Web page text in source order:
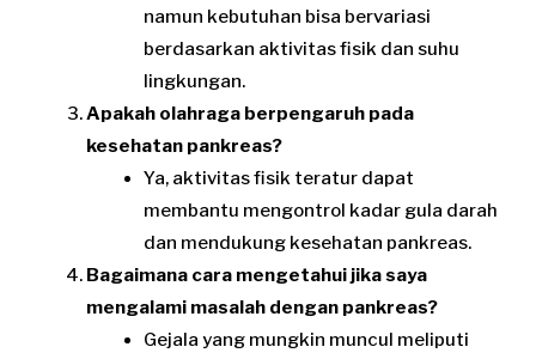
namun kebutuhan bisa bervariasi
berdasarkan aktivitas fisik dan suhu
lingkungan.
Apakah olahraga berpengaruh pada
kesehatan pankreas?
Ya, aktivitas fisik teratur dapat
membantu mengontrol kadar gula darah
dan mendukung kesehatan pankreas.
Bagaimana cara mengetahui jika saya
mengalami masalah dengan pankreas?
Gejala yang mungkin muncul meliputi